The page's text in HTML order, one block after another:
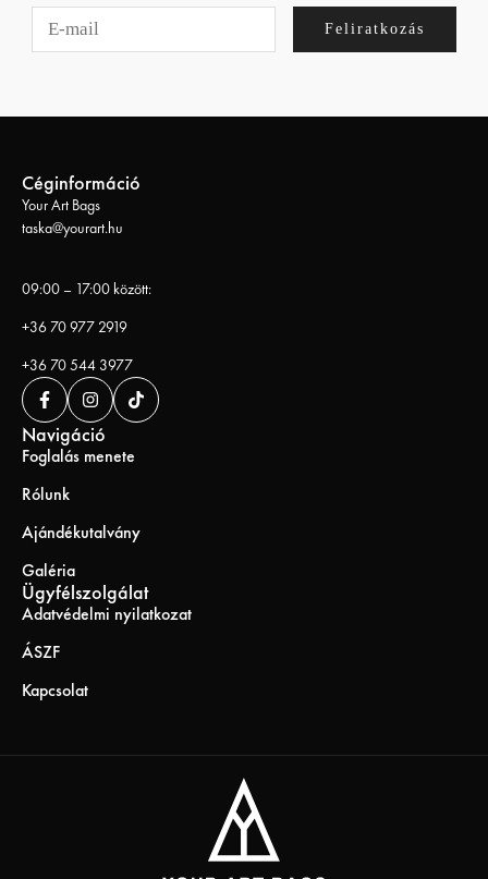
Feliratkozás
Céginformáció
Your Art Bags
taska@yourart.hu
09:00 – 17:00 között:
+36 70 977 2919
+36 70 544 3977
Navigáció
Foglalás menete
Rólunk
Ajándékutalvány
Galéria
Ügyfélszolgálat
Adatvédelmi nyilatkozat
ÁSZF
Kapcsolat